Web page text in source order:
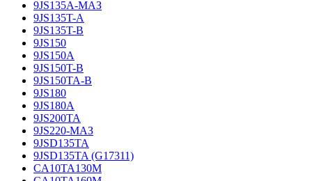
9JS135A-МАЗ
9JS135T-A
9JS135T-B
9JS150
9JS150A
9JS150T-B
9JS150TA-B
9JS180
9JS180A
9JS200TA
9JS220-МАЗ
9JSD135TA
9JSD135TA (G17311)
CA10TA130M